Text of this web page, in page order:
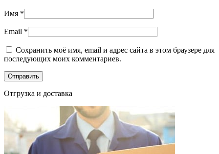
Имя *
Email *
Сохранить моё имя, email и адрес сайта в этом браузере для
последующих моих комментариев.
Отгрузка и доставка